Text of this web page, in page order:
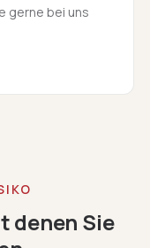
gerne bei uns
denen Sie